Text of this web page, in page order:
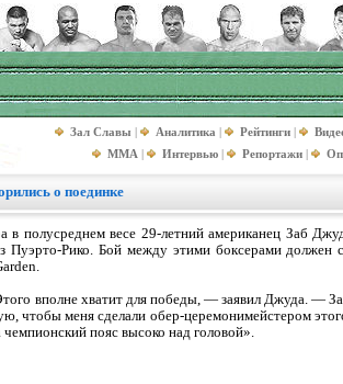
Зал Славы | Аналитика | Рейтинги |
MMA | Интервью | Репортажи |
о поединке
полусреднем весе 29-летний американец Заб
Пуэрто-Рико. Бой между этими боксерами
вполне хватит для победы, — заявил Джуда. —
чтобы меня сделали обер-церемонимейстером
пояс высоко над головой».